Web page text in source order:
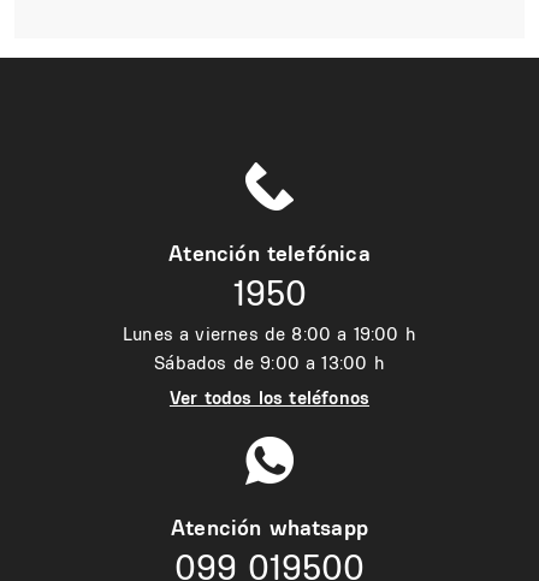
Atención telefónica
1950
Lunes a viernes de 8:00 a 19:00 h
Sábados de 9:00 a 13:00 h
Ver todos los teléfonos
Atención whatsapp
099 019500